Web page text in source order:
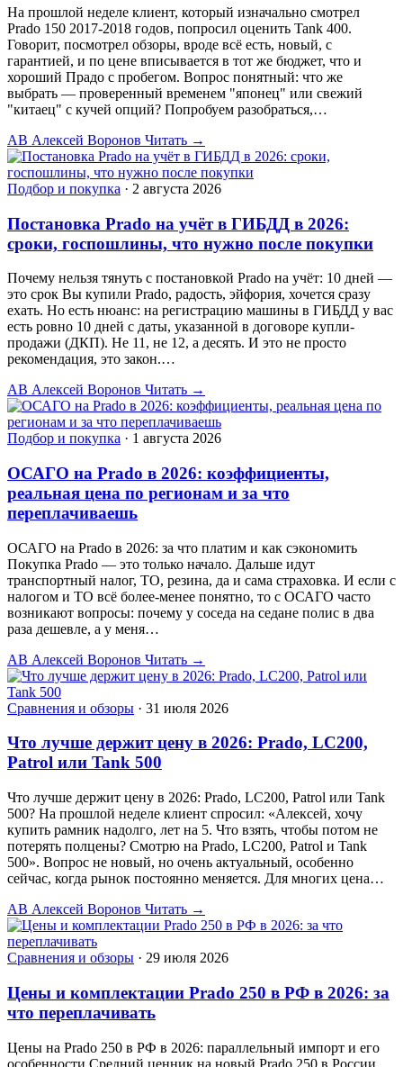
На прошлой неделе клиент, который изначально смотрел
Prado 150 2017-2018 годов, попросил оценить Tank 400.
Говорит, посмотрел обзоры, вроде всё есть, новый, с
гарантией, и по цене вписывается в тот же бюджет, что и
хороший Прадо с пробегом. Вопрос понятный: что же
выбрать — проверенный временем "японец" или свежий
"китаец" с кучей опций? Попробуем разобраться,…
АВ Алексей Воронов Читать →
Подбор и покупка · 2 августа 2026
Постановка Prado на учёт в ГИБДД в 2026:
сроки, госпошлины, что нужно после покупки
Почему нельзя тянуть с постановкой Prado на учёт: 10 дней —
это срок Вы купили Prado, радость, эйфория, хочется сразу
ехать. Но есть нюанс: на регистрацию машины в ГИБДД у вас
есть ровно 10 дней с даты, указанной в договоре купли-
продажи (ДКП). Не 11, не 12, а десять. И это не просто
рекомендация, это закон.…
АВ Алексей Воронов Читать →
Подбор и покупка · 1 августа 2026
ОСАГО на Prado в 2026: коэффициенты,
реальная цена по регионам и за что
переплачиваешь
ОСАГО на Prado в 2026: за что платим и как сэкономить
Покупка Prado — это только начало. Дальше идут
транспортный налог, ТО, резина, да и сама страховка. И если с
налогом и ТО всё более-менее понятно, то с ОСАГО часто
возникают вопросы: почему у соседа на седане полис в два
раза дешевле, а у меня…
АВ Алексей Воронов Читать →
Сравнения и обзоры · 31 июля 2026
Что лучше держит цену в 2026: Prado, LC200,
Patrol или Tank 500
Что лучше держит цену в 2026: Prado, LC200, Patrol или Tank
500? На прошлой неделе клиент спросил: «Алексей, хочу
купить рамник надолго, лет на 5. Что взять, чтобы потом не
потерять полцены? Смотрю на Prado, LC200, Patrol и Tank
500». Вопрос не новый, но очень актуальный, особенно
сейчас, когда рынок постоянно меняется. Для многих цена…
АВ Алексей Воронов Читать →
Сравнения и обзоры · 29 июля 2026
Цены и комплектации Prado 250 в РФ в 2026: за
что переплачивать
Цены на Prado 250 в РФ в 2026: параллельный импорт и его
особенности Средний ценник на новый Prado 250 в России